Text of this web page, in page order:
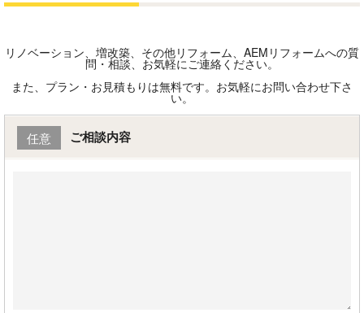
リノベーション、増改築、その他リフォーム、AEMリフォームへの質
問・相談、お気軽にご連絡ください。
また、プラン・お見積もりは無料です。お気軽にお問い合わせ下さ
い。
任意 ご相談内容